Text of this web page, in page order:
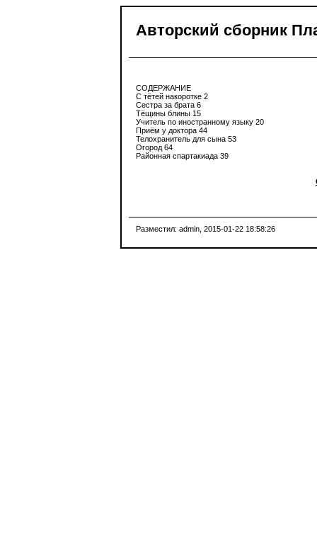
Авторский сборник
СОДЕРЖАНИЕ
С тётей накоротке 2
Сестра за брата 6
Тёщины блины 15
Учитель по иностранному языку 20
Приём у доктора 44
Телохранитель для сына 53
Огород 64
Районная спартакиада 39
Разместил: admin , 2015-01-22 18:58:26